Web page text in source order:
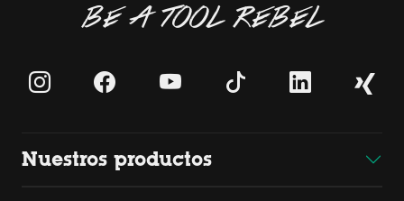
BE A TOOL REBEL
Nuestros productos